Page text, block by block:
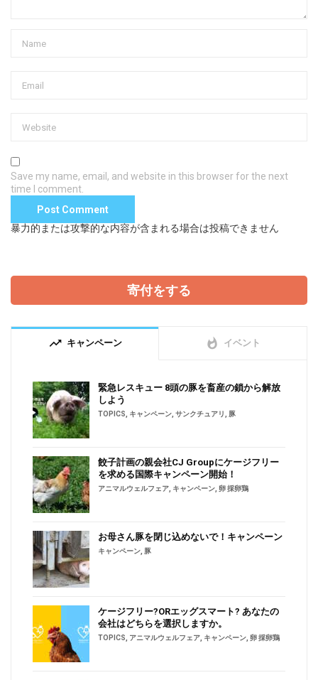
Save my name, email, and website in this browser for the next
time I comment.
暴力的または攻撃的な内容が含まれる場合は投稿できません
寄付をする
trending_up キャンペーン whatshot イベント
緊急レスキュー 8頭の豚を畜産の鎖から解放
しよう
TOPICS キャンペーン サンクチュアリ 豚
餃子計画の親会社CJ Groupにケージフリー
を求める国際キャンペーン開始！
アニマルウェルフェア キャンペーン 卵 採卵鶏
お母さん豚を閉じ込めないで！キャンペーン
キャンペーン 豚
ケージフリー?ORエッグスマート? あなたの
会社はどちらを選択しますか。
TOPICS アニマルウェルフェア キャンペーン 卵 採卵鶏